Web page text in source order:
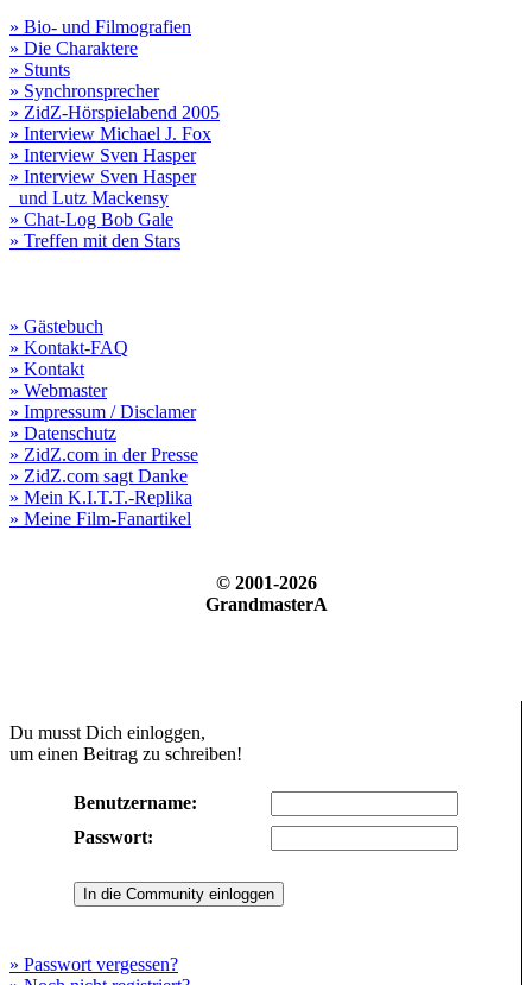
» Bio- und Filmografien
» Die Charaktere
» Stunts
» Synchronsprecher
» ZidZ-Hörspielabend 2005
» Interview Michael J. Fox
» Interview Sven Hasper
» Interview Sven Hasper
und Lutz Mackensy
» Chat-Log Bob Gale
» Treffen mit den Stars
» Gästebuch
» Kontakt-FAQ
» Kontakt
» Webmaster
» Impressum / Disclamer
» Datenschutz
» ZidZ.com in der Presse
» ZidZ.com sagt Danke
» Mein K.I.T.T.-Replika
» Meine Film-Fanartikel
© 2001-2026
GrandmasterA
Du musst Dich einloggen,
um einen Beitrag zu schreiben!
Benutzername:
Passwort:
» Passwort vergessen?